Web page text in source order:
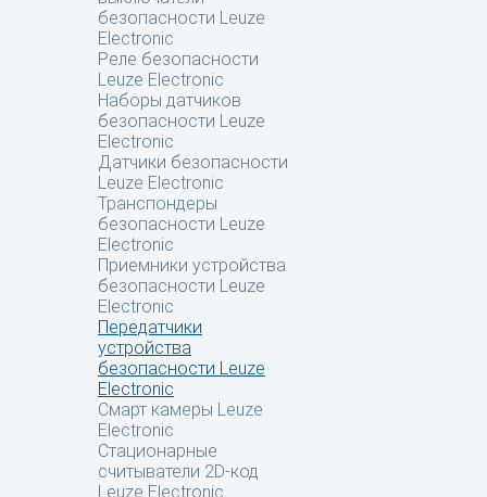
безопасности Leuze
Electronic
Реле безопасности
Leuze Electronic
Наборы датчиков
безопасности Leuze
Electronic
Датчики безопасности
Leuze Electronic
Транспондеры
безопасности Leuze
Electronic
Приемники устройства
безопасности Leuze
Electronic
Передатчики
устройства
безопасности Leuze
Electronic
Смарт камеры Leuze
Electronic
Стационарные
считыватели 2D-код
Leuze Electronic